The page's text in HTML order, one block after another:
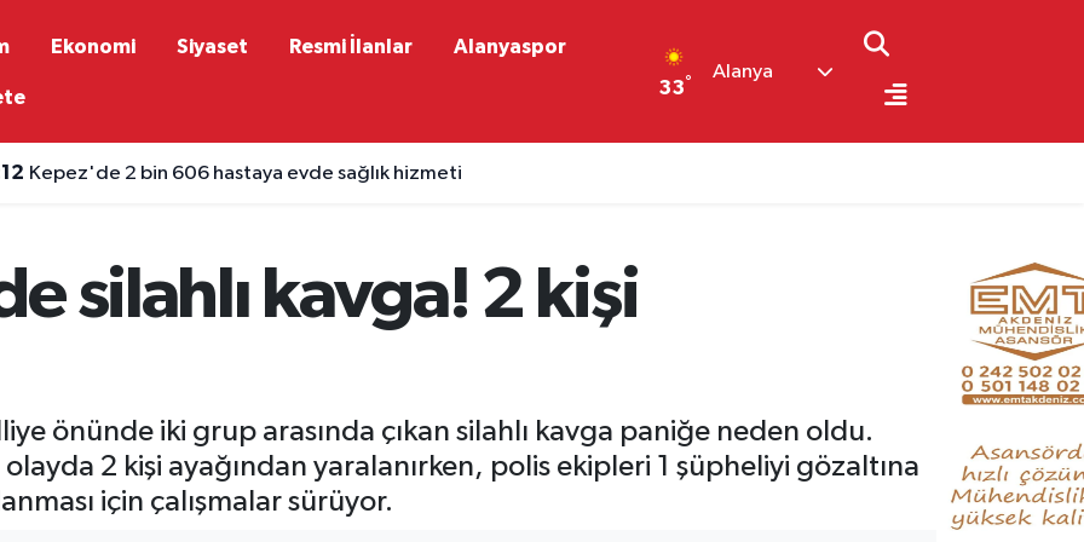
Ekonomi Siyaset Resmi İlanlar Alanyaspor
33°
Alanya
Kepez'de 2 bin 606 hastaya evde sağlık hizmeti
silahlı kavga! 2 kişi
önünde iki grup arasında çıkan silahlı kavga paniğe neden oldu.
olayda 2 kişi ayağından yaralanırken, polis ekipleri 1 şüpheliyi gözaltına
için çalışmalar sürüyor.